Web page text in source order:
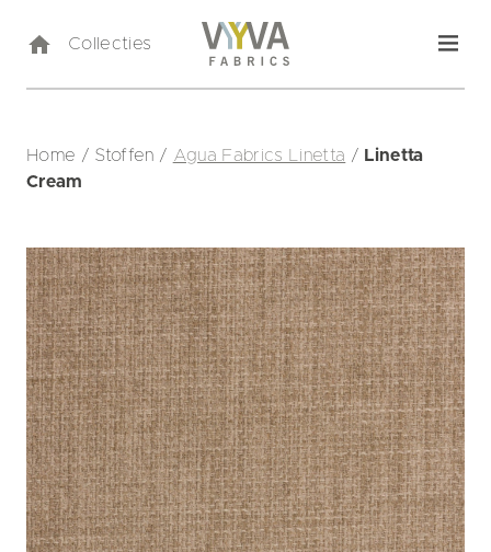
Collecties
Home / Stoffen / Agua Fabrics Linetta / Linetta
Cream